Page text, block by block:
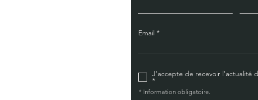
Email
J'accepte de recevoir l'actualité
*
* Information obligatoire.